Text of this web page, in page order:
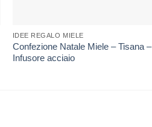
IDEE REGALO MIELE
Confezione Natale Miele – Tisana –
Infusore acciaio